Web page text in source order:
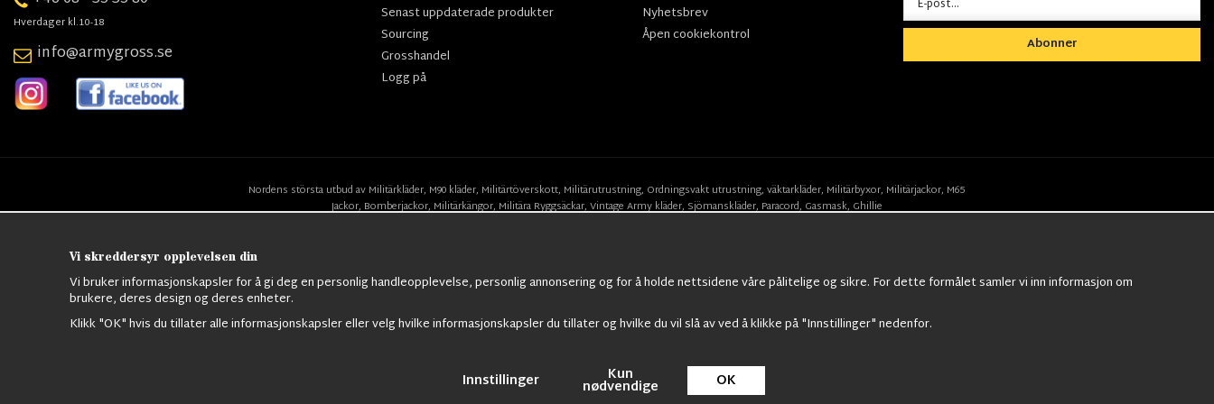
Hverdager kl.10-18
info@armygross.se
Senast uppdaterade produkter
Sourcing
Grosshandel
Logg på
Nyhetsbrev
Åpen cookiekontrol
Abonner
Nordens största utbud av Militärkläder, M90 kläder, Militärtöverskott, Militärutrustning, Ordningsvakt utrustning, väktarkläder, Militärbyxor, Militärjackor, M65
Jackor, Bomberjackor, Militärkängor, Militära Ryggsäckar, Vintage Army kläder, Sjömanskläder, Paracord, Gasmask, Ghillie
© 2009 Nordic Army Gross HB All Rights Reserved.
Vi skreddersyr opplevelsen din
Vi bruker informasjonskapsler for å gi deg en personlig handleopplevelse, personlig annonsering og for å holde nettsidene våre pålitelige og sikre. For dette formålet samler vi inn informasjon om
brukere, deres design og deres enheter.
Klikk "OK" hvis du tillater alle informasjonskapsler eller velg hvilke informasjonskapsler du tillater og hvilke du vil slå av ved å klikke på "Innstillinger" nedenfor.
Innstillinger Kun
nødvendige OK